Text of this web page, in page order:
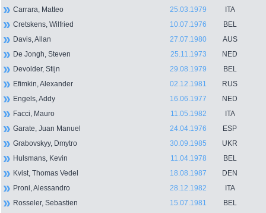
Carrara, Matteo
25.03.1979
ITA
Cretskens, Wilfried
10.07.1976
BEL
Davis, Allan
27.07.1980
AUS
De Jongh, Steven
25.11.1973
NED
Devolder, Stijn
29.08.1979
BEL
Efimkin, Alexander
02.12.1981
RUS
Engels, Addy
16.06.1977
NED
Facci, Mauro
11.05.1982
ITA
Garate, Juan Manuel
24.04.1976
ESP
Grabovskyy, Dmytro
30.09.1985
UKR
Hulsmans, Kevin
11.04.1978
BEL
Kvist, Thomas Vedel
18.08.1987
DEN
Proni, Alessandro
28.12.1982
ITA
Rosseler, Sebastien
15.07.1981
BEL